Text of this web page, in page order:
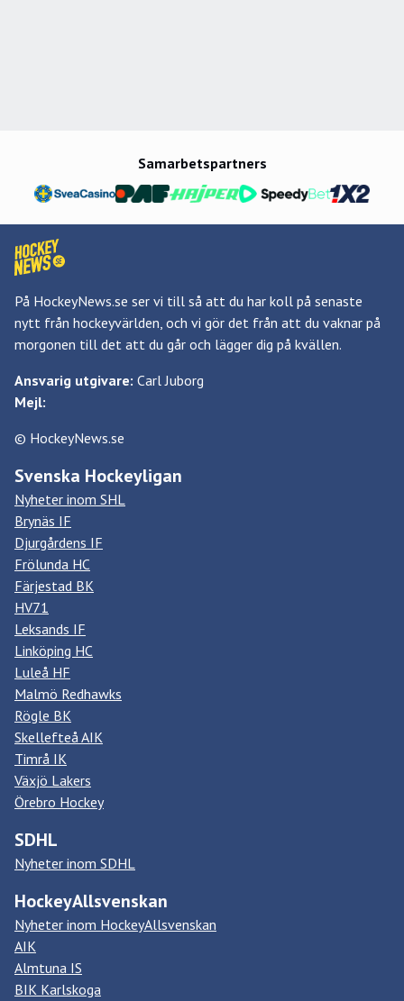
Samarbetspartners
På HockeyNews.se ser vi till så att du har koll på senaste
nytt från hockeyvärlden, och vi gör det från att du vaknar på
morgonen till det att du går och lägger dig på kvällen.
Ansvarig utgivare: Carl Juborg
Mejl:
© HockeyNews.se
Svenska Hockeyligan
Nyheter inom SHL
Brynäs IF
Djurgårdens IF
Frölunda HC
Färjestad BK
HV71
Leksands IF
Linköping HC
Luleå HF
Malmö Redhawks
Rögle BK
Skellefteå AIK
Timrå IK
Växjö Lakers
Örebro Hockey
SDHL
Nyheter inom SDHL
HockeyAllsvenskan
Nyheter inom HockeyAllsvenskan
AIK
Almtuna IS
BIK Karlskoga